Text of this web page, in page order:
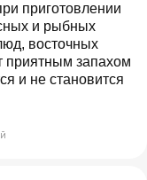
приготовлении
и рыбных
восточных
приятным запахом
и не становится